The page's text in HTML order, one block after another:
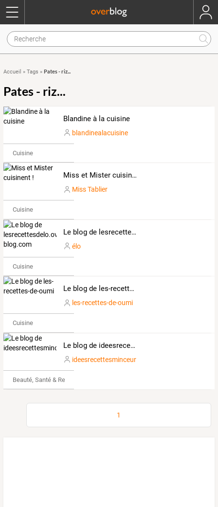
Accueil » Tags » Pates - riz...
Pates - riz...
Blandine à la cuisine
blandinealacuisine
Cuisine
Miss et Mister cuisinent !
Miss Tablier
Cuisine
Le blog de lesrecettesdelo.over-blog.com
élo
Cuisine
Le blog de les-recettes-de-oumi
les-recettes-de-oumi
Cuisine
Le blog de ideesrecettesminceur
ideesrecettesminceur
Beauté, Santé & Remise en forme
1